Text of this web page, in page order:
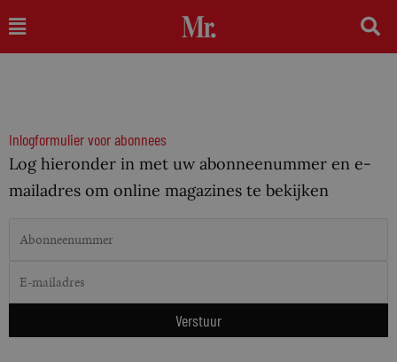
naar
Main
Menu
Inlogformulier voor abonnees
Log hieronder in met uw abonneenummer en e-
mailadres om online magazines te bekijken